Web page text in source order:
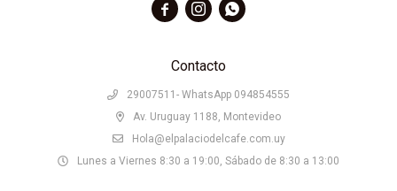
Contacto
29007511- WhatsApp 094854555
Av. Uruguay 1188, Montevideo
Hola@elpalaciodelcafe.com.uy
Lunes a Viernes 8:30 a 19:00, Sábado de 8:30 a 13:00
  